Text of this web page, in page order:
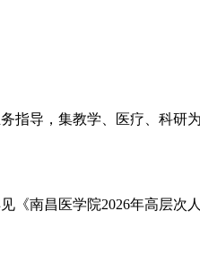
指导，集教学、医疗、科研
南昌医学院2026年高层次